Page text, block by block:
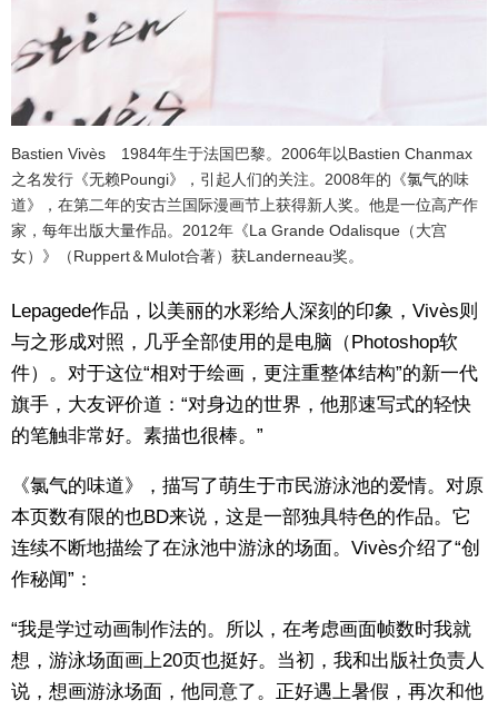
Bastien Vivès 1984年生于法国巴黎。2006年以Bastien Chanmax
之名发行《无赖Poungi》，引起人们的关注。2008年的《氯气的味
道》，在第二年的安古兰国际漫画节上获得新人奖。他是一位高产作
家，每年出版大量作品。2012年《La Grande Odalisque（大宫
女）》（Ruppert＆Mulot合著）获Landerneau奖。
Lepagede作品，以美丽的水彩给人深刻的印象，Vivès则
与之形成对照，几乎全部使用的是电脑（Photoshop软
件）。对于这位“相对于绘画，更注重整体结构”的新一代
旗手，大友评价道：“对身边的世界，他那速写式的轻快
的笔触非常好。素描也很棒。”
《氯气的味道》，描写了萌生于市民游泳池的爱情。对原
本页数有限的也BD来说，这是一部独具特色的作品。它
连续不断地描绘了在泳池中游泳的场面。Vivès介绍了“创
作秘闻”：
“我是学过动画制作法的。所以，在考虑画面帧数时我就
想，游泳场面画上20页也挺好。当初，我和出版社负责人
说，想画游泳场面，他同意了。正好遇上暑假，再次和他